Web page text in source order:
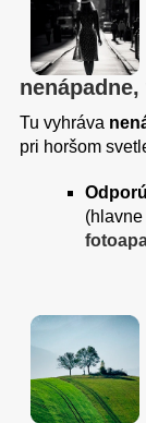
Tu vyhráva
pri horšom